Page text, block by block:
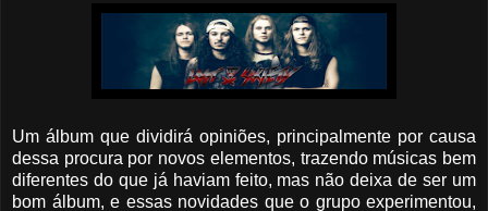
Um álbum que dividirá opiniões, principalmente por causa
dessa procura por novos elementos, trazendo músicas bem
diferentes do que já haviam feito, mas não deixa de ser um
bom álbum, e essas novidades que o grupo experimentou,